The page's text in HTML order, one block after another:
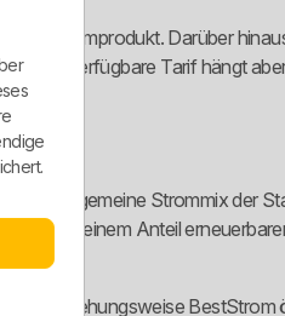
Ökostromprodukt. Darüber
verfügbare Tarif hängt
Der allgemeine Strommix der
und einem Anteil
beziehungsweise BestStrom